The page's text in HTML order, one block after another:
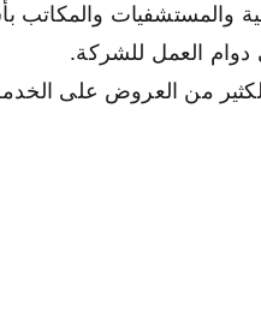
والمستشفيات والمكاتب
العمل للشركة.
من العروض على